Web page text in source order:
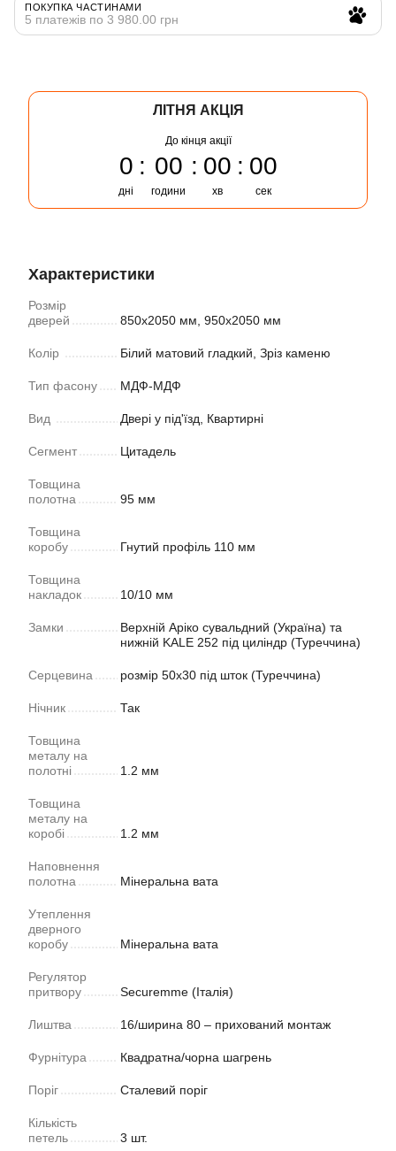
ПОКУПКА ЧАСТИНАМИ
5 платежів по 3 980.00 грн
ЛІТНЯ АКЦІЯ
До кінця акції
0
дні
00
години
00
хв
00
сек
Характеристики
Розмір
дверей
850х2050 мм, 950х2050 мм
Колiр Білий матовий гладкий, Зріз каменю
Тип фасону МДФ-МДФ
Вид Двері у під'їзд, Квартирні
Сегмент Цитадель
Товщина
полотна
95 мм
Товщина
коробу
Гнутий профіль 110 мм
Товщина
накладок
10/10 мм
Замки
Верхній Аріко сувальдний (Україна) та
нижній KALE 252 під циліндр (Туреччина)
Серцевина розмір 50х30 під шток (Туреччина)
Нічник Так
Товщина
металу на
полотні
1.2 мм
Товщина
металу на
коробі
1.2 мм
Наповнення
полотна
Мінеральна вата
Утеплення
дверного
коробу
Мінеральна вата
Регулятор
притвору
Securemme (Італія)
Лиштва 16/ширина 80 – прихований монтаж
Фурнітура Квадратна/чорна шагрень
Поріг Сталевий поріг
Кількість
петель
3 шт.